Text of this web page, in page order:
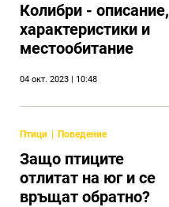
Колибри - описание,
характеристики и
местообитание
04 окт. 2023 | 10:48
Птици Поведение
Защо птиците
отлитат на юг и се
връщат обратно?